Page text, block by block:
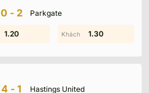
0-2 Parkgate
1.30 0.70
1.20 1.30
4-1 Hastings United